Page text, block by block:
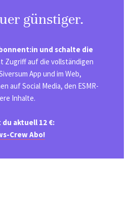
günstiger.
und schalte die
Zugriff auf die vollständigen
App und im Web,
auf Social Media, den ESMR-
Inhalte.
du aktuell 12 €:
Crew Abo!